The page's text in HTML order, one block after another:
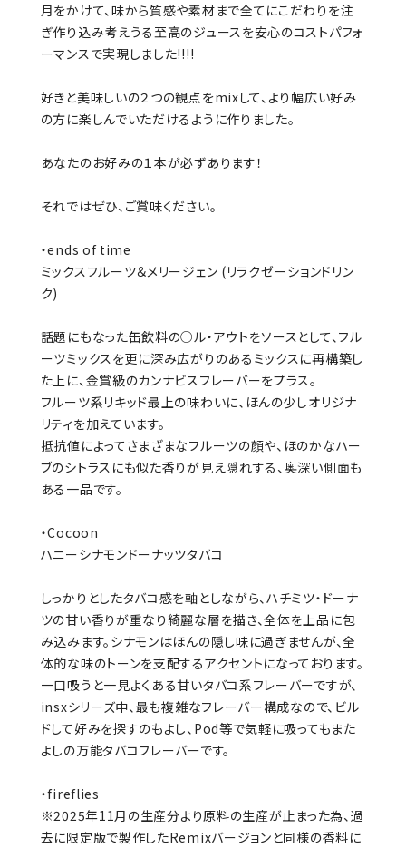
月をかけて、味から質感や素材まで全てにこだわりを注
ぎ作り込み考えうる至高のジュースを安心のコストパフォ
ーマンスで実現しました!!!!
好きと美味しいの２つの観点をmixして、より幅広い好み
の方に楽しんでいただけるように作りました。
あなたのお好みの１本が必ずあります！
それではぜひ、ご賞味ください。
・ends of time
ミックスフルーツ＆メリージェン (リラクゼーションドリン
ク)
話題にもなった缶飲料の○ル・アウトをソースとして、フル
ーツミックスを更に深み広がりのあるミックスに再構築し
た上に、金賞級のカンナビスフレーバーをプラス。
フルーツ系リキッド最上の味わいに、ほんの少しオリジナ
リティを加えています。
抵抗値によってさまざまなフルーツの顔や、ほのかなハー
ブのシトラスにも似た香りが見え隠れする、奥深い側面も
ある一品です。
・Cocoon
ハニーシナモンドーナッツタバコ
しっかりとしたタバコ感を軸としながら、ハチミツ・ドーナ
ツの甘い香りが重なり綺麗な層を描き、全体を上品に包
み込みます。シナモンはほんの隠し味に過ぎませんが、全
体的な味のトーンを支配するアクセントになっております。
一口吸うと一見よくある甘いタバコ系フレーバーですが、
insxシリーズ中、最も複雑なフレーバー構成なので、ビル
ドして好みを探すのもよし、Pod等で気軽に吸ってもまた
よしの万能タバコフレーバーです。
・fireflies
※2025年11月の生産分より原料の生産が止まった為、過
去に限定版で製作したRemixバージョンと同様の香料に